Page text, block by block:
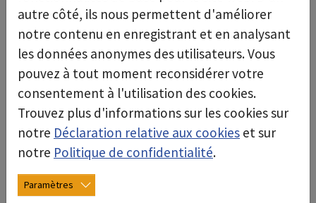
Allgemeine Geschäftsbedingungen
deconta Gerätetechnik AG, Rothrist
(CHE-112.331.444)
Stand: November 2023
I. Geltungsbereich
Art. 1 Geltungsbereich i.e.S.
Diese Allgemeinen Geschäftsbedingungen
(nachfolgend „AGB“) gelten für alle
autre côté, ils nous permettent d'améliorer
notre contenu en enregistrant et en analysant
les données anonymes des utilisateurs. Vous
pouvez à tout moment reconsidérer votre
consentement à l'utilisation des cookies.
Trouvez plus d'informations sur les cookies sur
notre Déclaration relative aux cookies et sur
notre Politique de confidentialité.
Paramètres